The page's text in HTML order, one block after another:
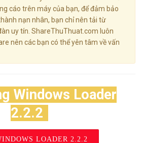
cáo trên máy của bạn, để đảm bảo
nạn nhân, bạn chỉ nên tải từ
uy tín. ShareThuThuat.com luôn
nên các bạn có thể yên tâm về vấn
Windows Loader
2.2.2
LOADER 2.2.2